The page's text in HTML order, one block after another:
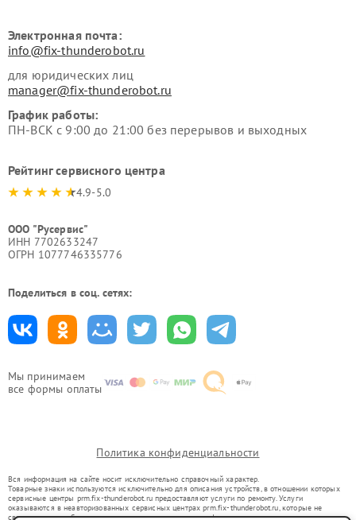
Мы принимаем
все формы оплаты
Электронная почта:
info@fix-thunderobot.ru
для юридических лиц
manager@fix-thunderobot.ru
График работы:
ПН-ВСК с 9:00 до 21:00 без перерывов и выходных
Рейтинг сервисного центра
4.9-5.0
ООО "Русервис"
ИНН 7702633247
ОГРН 1077746335776
Поделиться в соц. сетях:
Политика конфиденциальности
Вся информация на сайте носит исключительно справочный характер.
Товарные знаки используются исключительно для описания устройств, в отношении которых
сервисные центры prm.fix-thunderobot.ru предоставляют услуги по ремонту. Услуги
оказываются в неавторизованных сервисных центрах prm.fix-thunderobot.ru, которые не
связаны с правообладателями товарных знаков или их официальными представителями.